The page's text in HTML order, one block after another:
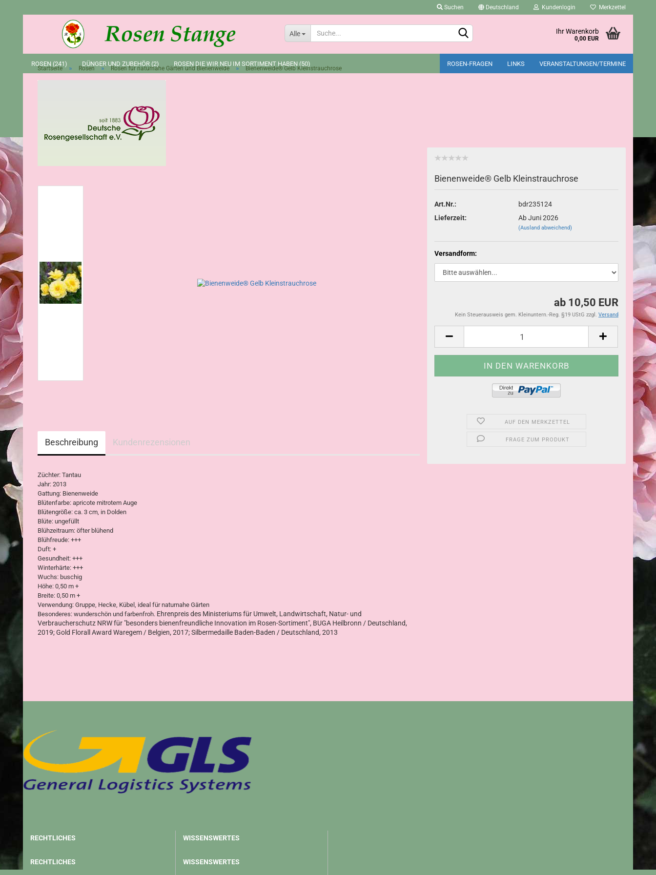
Suchen Deutschland Kundenlogin
Passwort vergessen?
Merkzettel
Alle Ihr Warenkorb
0,00 EUR
ROSEN (241) DÜNGER UND ZUBEHÖR (2) ROSEN DIE WIR NEU IM SORTIMENT HABEN (50) ROSEN-FRAGEN LINKS VERANSTALTUNGEN/TERMINE
Startseite » Rosen » Rosen für naturnahe Gärten und Bienenweide » Bienenweide® Gelb Kleinstrauchrose
Bienenweide® Gelb Kleinstrauchrose
Art.Nr.:
bdr235124
Lieferzeit:
Ab Juni 2026
(Ausland abweichend)
Versandform:
ab 10,50 EUR
Kein Steuerausweis gem. Kleinuntern.-Reg. §19 UStG zzgl. Versand
AUF DEN MERKZETTEL
FRAGE ZUM PRODUKT
Beschreibung Kundenrezensionen
Züchter: Tantau
Jahr: 2013
Gattung: Bienenweide
Blütenfarbe: apricote mitrotem Auge
Blütengröße: ca. 3 cm, in Dolden
Blüte: ungefüllt
Blühzeitraum: öfter blühend
Blühfreude: +++
Duft: +
Gesundheit: +++
Winterhärte: +++
Wuchs: buschig
Höhe: 0,50 m +
Breite: 0,50 m +
Verwendung: Gruppe, Hecke, Kübel, ideal für naturnahe Gärten
Besonderes: wunderschön und farbenfroh. Ehrenpreis des Ministeriums für Umwelt, Landwirtschaft, Natur- und
Verbraucherschutz NRW für "besonders bienenfreundliche Innovation im Rosen-Sortiment", BUGA Heilbronn / Deutschland,
2019; Gold Florall Award Waregem / Belgien, 2017; Silbermedaille Baden-Baden / Deutschland, 2013
RECHTLICHES
RECHTLICHES
WISSENSWERTES
WISSENSWERTES